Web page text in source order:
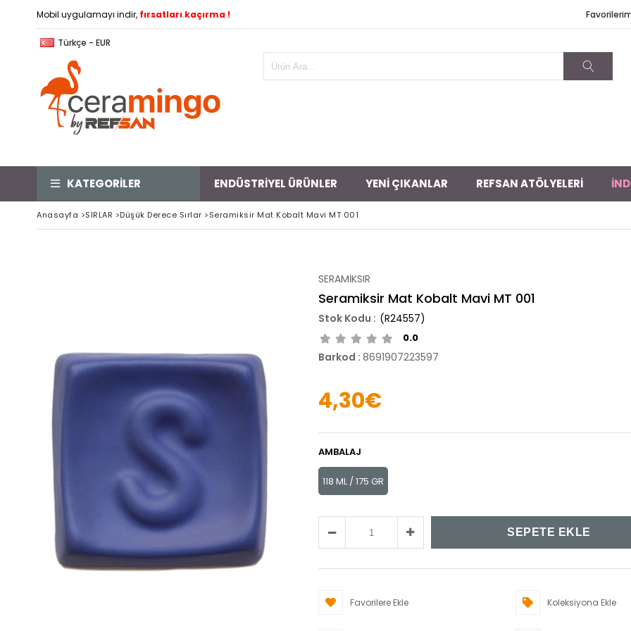
Mobil uygulamayı indir, fırsatları kaçırma !
Türkçe - EUR
KATEGORİLER ENDÜSTRİYEL ÜRÜNLER YENİ ÇIKANLAR REFSAN ATÖLYELERİ
Anasayfa >SIRLAR >Düşük Derece Sırlar >Seramiksir Mat Kobalt Mavi MT 001
SERAMİKSIR
Seramiksir Mat Kobalt Mavi MT 001
(R24557)
0.0
Barkod : 8691907223597
4,30€
AMBALAJ
118 ML / 175 GR
Favorilere Ekle Koleksiyona Ekle